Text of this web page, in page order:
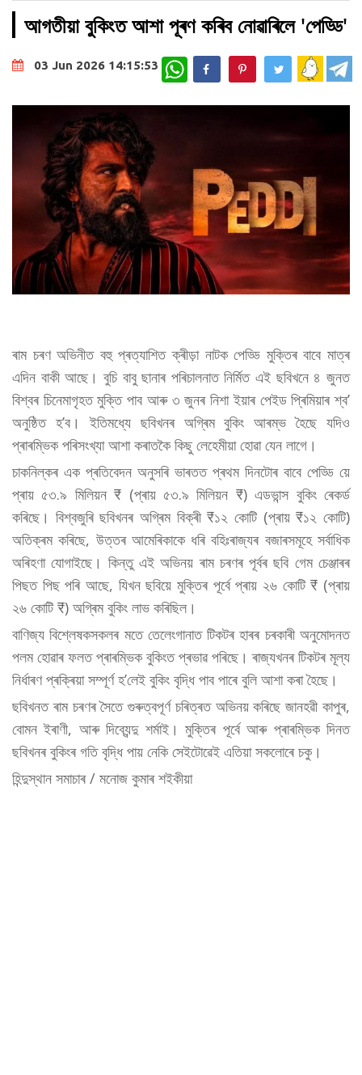
আগতীয়া বুকিংত আশা পূৰণ কৰিব নোৱাৰিলে 'পেড্ডি'
03 Jun 2026 14:15:53 WhatsApp
ৰাম চৰণ অভিনীত বহু প্ৰত্যাশিত ক্ৰীড়া নাটক পেড্ডি মুক্তিৰ বাবে মাত্ৰ
এদিন বাকী আছে। বুচি বাবু ছানাৰ পৰিচালনাত নিৰ্মিত এই ছবিখনে ৪ জুনত
বিশ্বৰ চিনেমাগৃহত মুক্তি পাব আৰু ৩ জুনৰ নিশা ইয়াৰ পেইড প্ৰিমিয়াৰ শ্ব’
অনুষ্ঠিত হ’ব। ইতিমধ্যে ছবিখনৰ অগ্ৰিম বুকিং আৰম্ভ হৈছে যদিও
প্ৰাৰম্ভিক পৰিসংখ্যা আশা কৰাতকৈ কিছু লেহেমীয়া হোৱা যেন লাগে।
চাকনিল্কৰ এক প্ৰতিবেদন অনুসৰি ভাৰতত প্ৰথম দিনটোৰ বাবে পেড্ডি য়ে
প্ৰায় ৫৩.৯ মিলিয়ন ₹ (প্ৰায় ৫৩.৯ মিলিয়ন ₹) এডভান্স বুকিং ৰেকৰ্ড
কৰিছে। বিশ্বজুৰি ছবিখনৰ অগ্ৰিম বিক্ৰী ₹১২ কোটি (প্ৰায় ₹১২ কোটি)
অতিক্ৰম কৰিছে, উত্তৰ আমেৰিকাকে ধৰি বহিঃৰাজ্যৰ বজাৰসমূহে সৰ্বাধিক
অৰিহণা যোগাইছে। কিন্তু এই অভিনয় ৰাম চৰণৰ পূৰ্বৰ ছবি গেম চেঞ্জাৰৰ
পিছত পিছ পৰি আছে, যিখন ছবিয়ে মুক্তিৰ পূৰ্বে প্ৰায় ২৬ কোটি ₹ (প্ৰায়
২৬ কোটি ₹) অগ্ৰিম বুকিং লাভ কৰিছিল।
বাণিজ্য বিশ্লেষকসকলৰ মতে তেলেংগানাত টিকটৰ হাৰৰ চৰকাৰী অনুমোদনত
পলম হোৱাৰ ফলত প্ৰাৰম্ভিক বুকিংত প্ৰভাৱ পৰিছে। ৰাজ্যখনৰ টিকটৰ মূল্য
নিৰ্ধাৰণ প্ৰক্ৰিয়া সম্পূৰ্ণ হ’লেই বুকিং বৃদ্ধি পাব পাৰে বুলি আশা কৰা হৈছে।
ছবিখনত ৰাম চৰণৰ সৈতে গুৰুত্বপূৰ্ণ চৰিত্ৰত অভিনয় কৰিছে জানহৱী কাপুৰ,
বোমন ইৰাণী, আৰু দিব্যেন্দু শৰ্মাই। মুক্তিৰ পূৰ্বে আৰু প্ৰাৰম্ভিক দিনত
ছবিখনৰ বুকিংৰ গতি বৃদ্ধি পায় নেকি সেইটোৱেই এতিয়া সকলোৰে চকু।
হিন্দুস্থান সমাচাৰ / মনোজ কুমাৰ শইকীয়া